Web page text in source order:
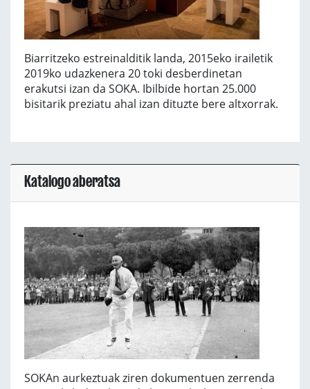
Biarritzeko estreinalditik landa, 2015eko irailetik
2019ko udazkenera 20 toki desberdinetan
erakutsi izan da SOKA. Ibilbide hortan 25.000
bisitarik preziatu ahal izan dituzte bere altxorrak.
Katalogo aberatsa
SOKAn aurkeztuak ziren dokumentuen zerrenda